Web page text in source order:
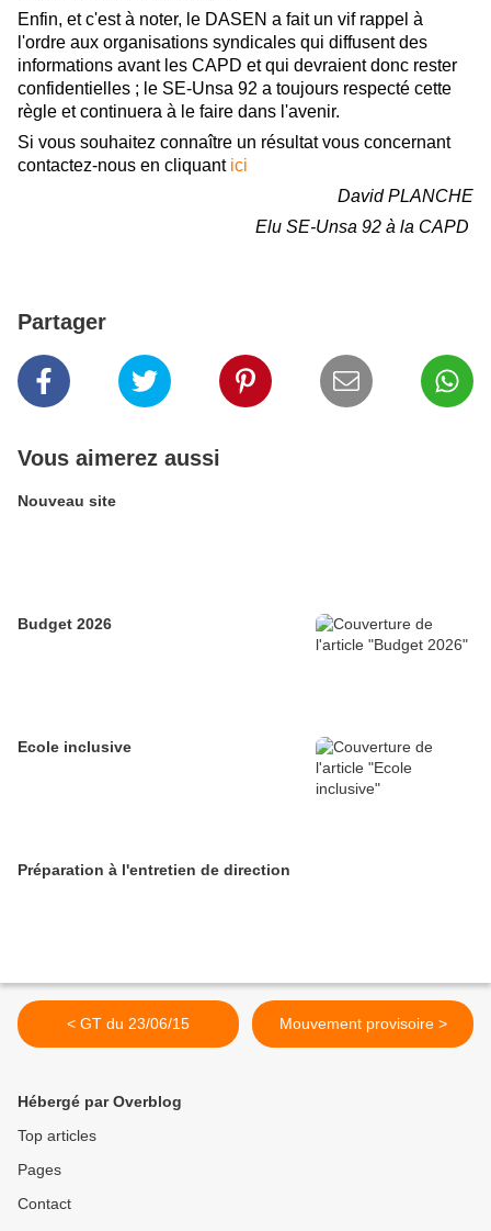
Enfin, et c'est à noter, le DASEN a fait un vif rappel à
l'ordre aux organisations syndicales qui diffusent des
informations avant les CAPD et qui devraient donc rester
confidentielles ; le SE-Unsa 92 a toujours respecté cette
règle et continuera à le faire dans l'avenir.
Si vous souhaitez connaître un résultat vous concernant
contactez-nous en cliquant ici
David PLANCHE
Elu SE-Unsa 92 à la CAPD
Partager
Vous aimerez aussi
Nouveau site
Budget 2026
Ecole inclusive
Préparation à l'entretien de direction
< GT du 23/06/15 Mouvement provisoire >
Hébergé par Overblog
Top articles
Pages
Contact